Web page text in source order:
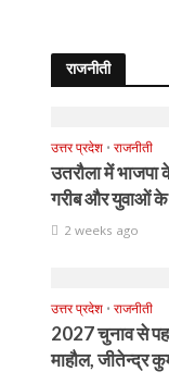
राजनीती
उत्तर प्रदेश • राजनीती
उतरौला में भाजपा
गरीब और युवाओं
2 weeks ago
उत्तर प्रदेश • राजनीती
2027 चुनाव से
माहौल, जीतेन्द्र